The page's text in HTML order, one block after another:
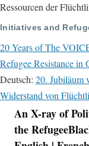
Ressourcen der
Initiatives and
20 Years of The
Refugee Resistance in
Deutsch: 20. Jubiläum
Widerstand von
Navigation
An X-ray of
the